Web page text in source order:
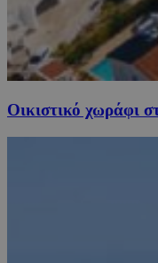
Οικιστικό χωράφι